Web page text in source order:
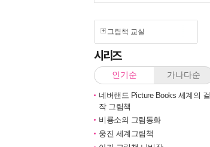
그림책 교실
시리즈
인기순 가나다순
네버랜드 Picture Books 세계의 걸
작 그림책
비룡소의 그림동화
웅진 세계그림책